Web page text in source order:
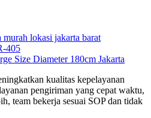
lokasi jakarta barat
405
Size Diameter 180cm Jakarta
kualitas kepelayanan
pengiriman yang cepat waktu,
team bekerja sesuai SOP dan tidak